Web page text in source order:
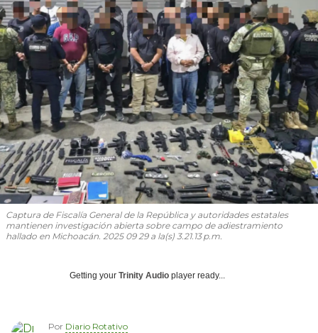
Captura de Fiscalía General de la República y autoridades estatales
mantienen investigación abierta sobre campo de adiestramiento
hallado en Michoacán. 2025 09 29 a la(s) 3.21.13 p.m.
Getting your Trinity Audio player ready...
Por Diario Rotativo